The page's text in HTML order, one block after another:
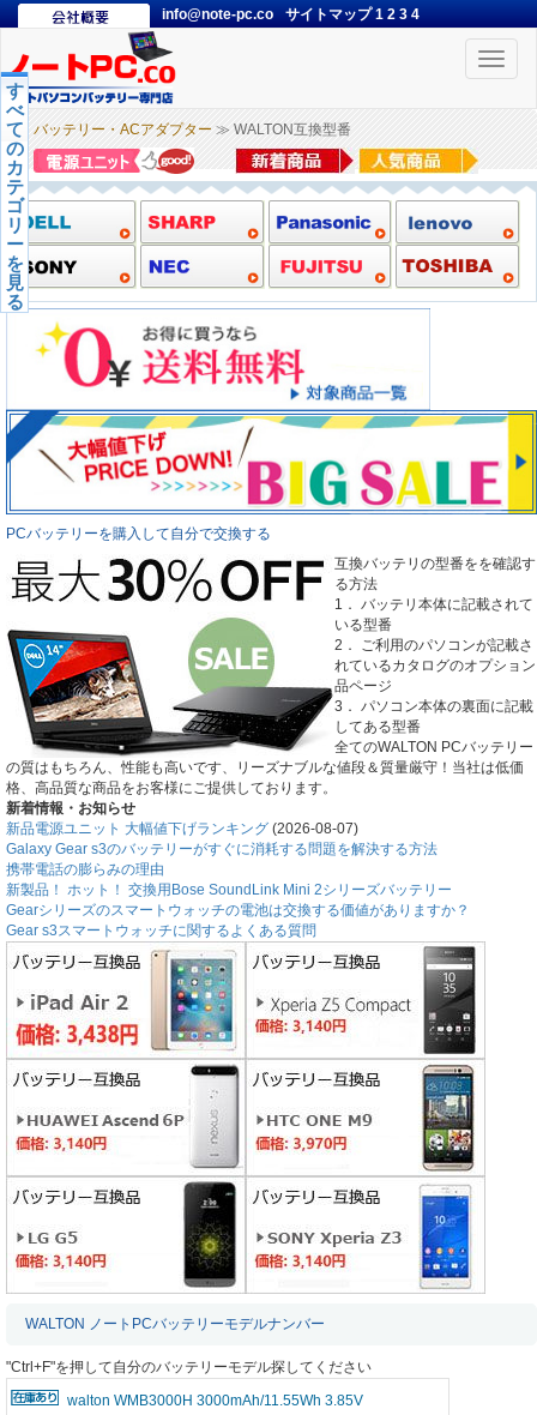
info@note-pc.co サイトマップ1 2 3 4
Toggle
バッテリー・ACアダプター ≫ WALTON互換型番
す
べ
て
の
カ
テ
ゴ
リ
ー
を
見
る
PCバッテリーを購入して自分で交換する
互換バッテリの型番をを確認す
る方法
1． バッテリ本体に記載されて
いる型番
2． ご利用のパソコンが記載さ
れているカタログのオプション
品ページ
3． パソコン本体の裏面に記載
してある型番
全てのWALTON PCバッテリー
の質はもちろん、性能も高いです、リーズナブルな値段＆質量厳守！当社は低価
格、高品質な商品をお客様にご提供しております。
新着情報・お知らせ
新品電源ユニット 大幅値下げランキング (2026-08-07)
Galaxy Gear s3のバッテリーがすぐに消耗する問題を解決する方法
携帯電話の膨らみの理由
新製品！ ホット！ 交換用Bose SoundLink Mini 2シリーズバッテリー
Gearシリーズのスマートウォッチの電池は交換する価値がありますか？
Gear s3スマートウォッチに関するよくある質問
WALTON ノートPCバッテリーモデルナンバー
"Ctrl+F"を押して自分のバッテリーモデル探してください
walton WMB3000H 3000mAh/11.55Wh 3.85V